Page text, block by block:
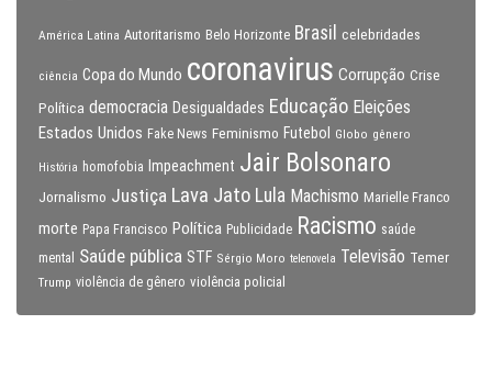
América Latina Autoritarismo Belo Horizonte Brasil celebridades
ciência Copa do Mundo coronavirus Corrupção Crise
Política democracia Desigualdades Educação Eleições
Estados Unidos Fake News Feminismo Futebol Globo gênero
História homofobia Impeachment Jair Bolsonaro
Jornalismo Justiça Lava Jato Lula Machismo Marielle Franco
morte Papa Francisco Política Publicidade Racismo saúde
mental
Saúde pública STF Sérgio Moro telenovela Televisão Temer
Trump violência de gênero violência policial